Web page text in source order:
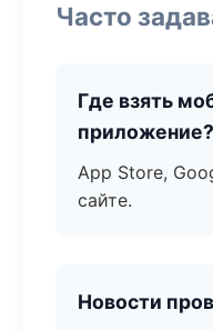
Часто
Где взять
приложение?
App Store,
сайте.
Новости